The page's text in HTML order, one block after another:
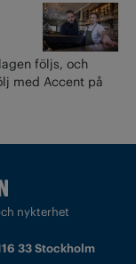
följs, och
med Accent på
nykterhet
33 Stockholm